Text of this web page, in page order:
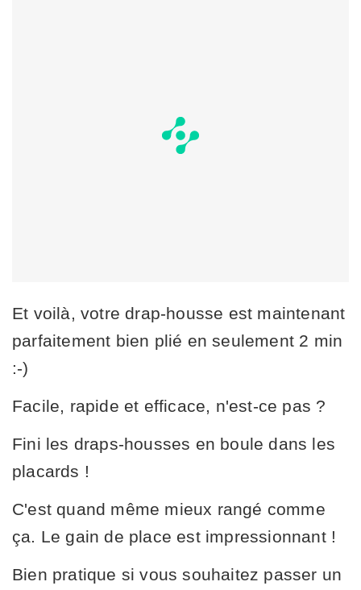
Et voilà, votre drap-housse est maintenant
parfaitement bien plié en seulement 2 min
:-)
Facile, rapide et efficace, n'est-ce pas ?
Fini les draps-housses en boule dans les
placards !
C'est quand même mieux rangé comme
ça. Le gain de place est impressionnant !
Bien pratique si vous souhaitez passer un